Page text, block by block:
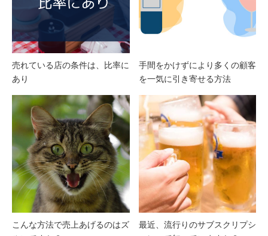
売れている店の条件は、比率に
あり
手間をかけずにより多くの顧客
を一気に引き寄せる方法
こんな方法で売上あげるのはズ
最近、流行りのサブスクリプシ